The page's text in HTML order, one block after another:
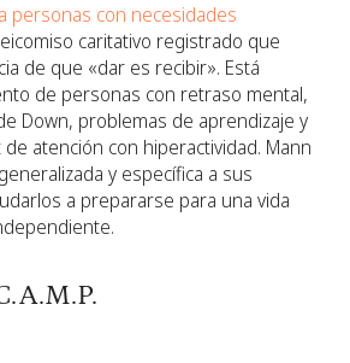
personas con necesidades
caritativo registrado que
de que «dar es recibir». Está
de personas con retraso mental,
Down, problemas de aprendizaje y
atención con hiperactividad. Mann
y específica a sus
a prepararse para una vida